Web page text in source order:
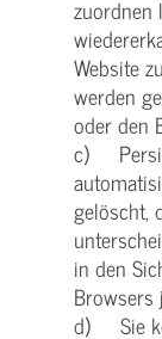
zuordnen
Website
werden
oder den
c)
gelöscht,
in den
Browsers
d) Sie